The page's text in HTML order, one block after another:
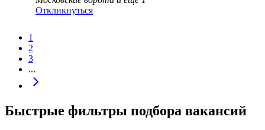
Откликнуться
1
2
3
...
Быстрые фильтры подбора вакансий